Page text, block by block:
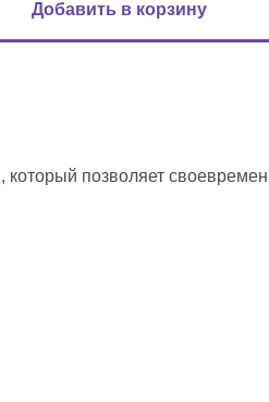
Добавить в корзину
позволяет